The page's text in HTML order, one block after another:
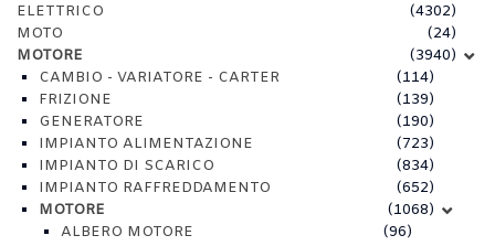
ELETTRICO
(4302)
MOTO
(24)
MOTORE
(3940)
CAMBIO - VARIATORE - CARTER
(114)
FRIZIONE
(139)
GENERATORE
(190)
IMPIANTO ALIMENTAZIONE
(723)
IMPIANTO DI SCARICO
(834)
IMPIANTO RAFFREDDAMENTO
(652)
MOTORE
(1068)
ALBERO MOTORE
(96)